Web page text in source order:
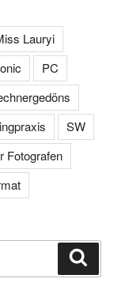
Lauryi
PC
SW
Fotografen